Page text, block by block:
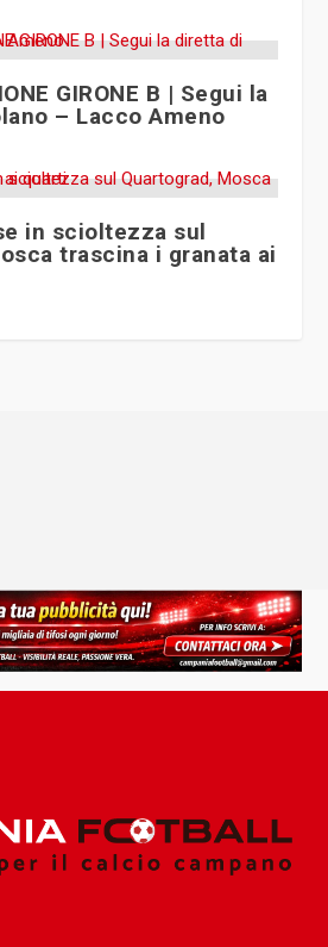
GIRONE B | Segui la
– Lacco Ameno
in scioltezza sul
trascina i granata ai